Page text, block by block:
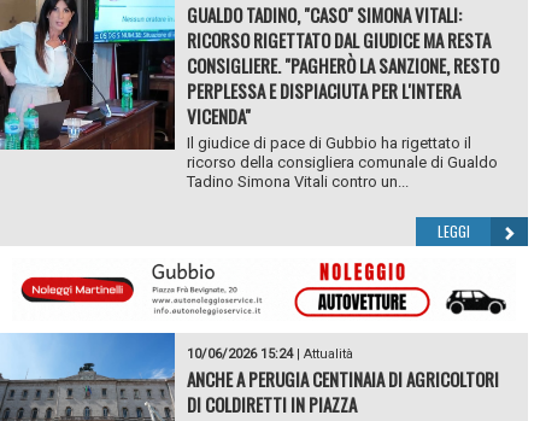
GUALDO TADINO, "CASO" SIMONA VITALI:
RICORSO RIGETTATO DAL GIUDICE MA RESTA
CONSIGLIERE. "PAGHERÒ LA SANZIONE, RESTO
PERPLESSA E DISPIACIUTA PER L'INTERA
VICENDA"
Il giudice di pace di Gubbio ha rigettato il
ricorso della consigliera comunale di Gualdo
Tadino Simona Vitali contro un...
LEGGI
10/06/2026 15:24| Attualità
ANCHE A PERUGIA CENTINAIA DI AGRICOLTORI
DI COLDIRETTI IN PIAZZA